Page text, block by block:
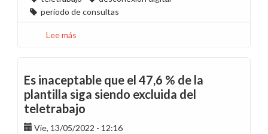
período de consultas
Lee más
propuesta
para
hacer
extensivo
el
Es inaceptable que el 47,6 % de la
plantilla siga siendo excluida del
teletrabajo
Vie, 13/05/2022 - 12:16